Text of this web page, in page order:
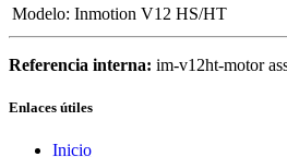
Modelo: Inmotion V12 HS/HT
Referencia interna: im-v12ht-motor
Enlaces útiles
Inicio